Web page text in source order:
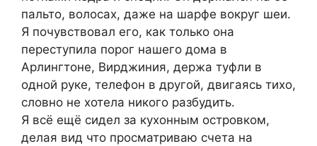
пальто, волосах, даже на шарфе вокруг шеи.
Я почувствовал его, как только она
переступила порог нашего дома в
Арлингтоне, Вирджиния, держа туфли в
одной руке, телефон в другой, двигаясь тихо,
словно не хотела никого разбудить.
Я всё ещё сидел за кухонным островком,
делая вид что просматриваю счета на